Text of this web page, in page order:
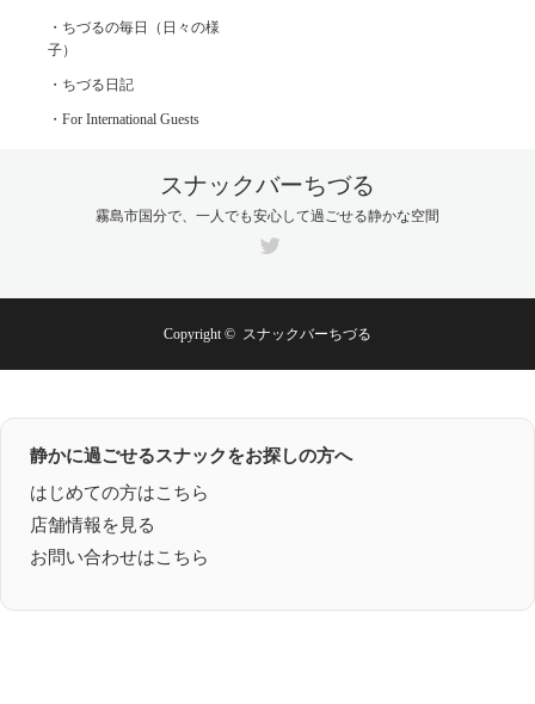
・ちづるの毎日（日々の様
子）
・ちづる日記
・For International Guests
スナックバーちづる
霧島市国分で、一人でも安心して過ごせる静かな空間
Copyright © スナックバーちづる
静かに過ごせるスナックをお探しの方へ
はじめての方はこちら
店舗情報を見る
お問い合わせはこちら